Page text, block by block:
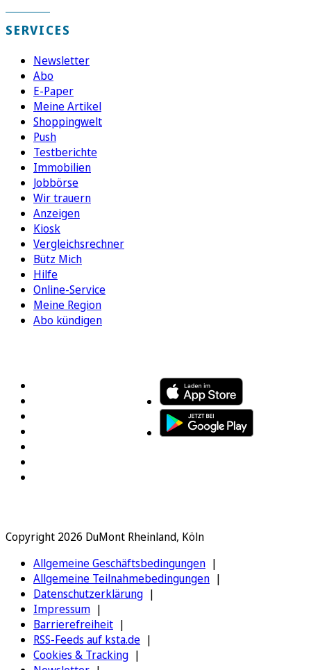
SERVICES
Newsletter
Abo
E-Paper
Meine Artikel
Shoppingwelt
Push
Testberichte
Immobilien
Jobbörse
Wir trauern
Anzeigen
Kiosk
Vergleichsrechner
Bütz Mich
Hilfe
Online-Service
Meine Region
Abo kündigen
Copyright 2026 DuMont Rheinland, Köln
Allgemeine Geschäftsbedingungen
Allgemeine Teilnahmebedingungen
Datenschutzerklärung
Impressum
Barrierefreiheit
RSS-Feeds auf ksta.de
Cookies & Tracking